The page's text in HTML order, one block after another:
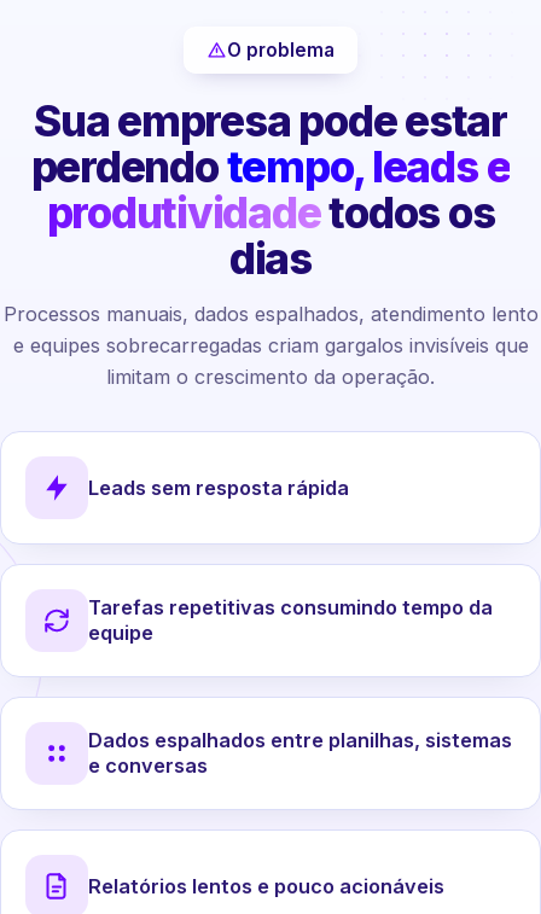
O problema
Sua empresa pode estar
perdendotempo, leads e
produtividadetodos os
dias
Processos manuais, dados espalhados, atendimento lento
e equipes sobrecarregadas criam gargalos invisíveis que
limitam o crescimento da operação.
Leads sem resposta rápida
Tarefas repetitivas consumindo tempo da
equipe
Dados espalhados entre planilhas, sistemas
e conversas
Relatórios lentos e pouco acionáveis